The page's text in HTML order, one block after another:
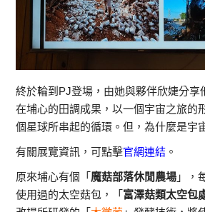
終於輪到PJ登場，由她與夥伴欣婕分享
在埔心的田調成果，以一個宇宙之旅的
個星球所串起的循環。但，為什麼是宇
有關展覽資訊，可點擊官網連結 。
原來埔心有個「 魔菇部落休閒農場 」，
使用過的太空菇包，「 富澤菇類太空包